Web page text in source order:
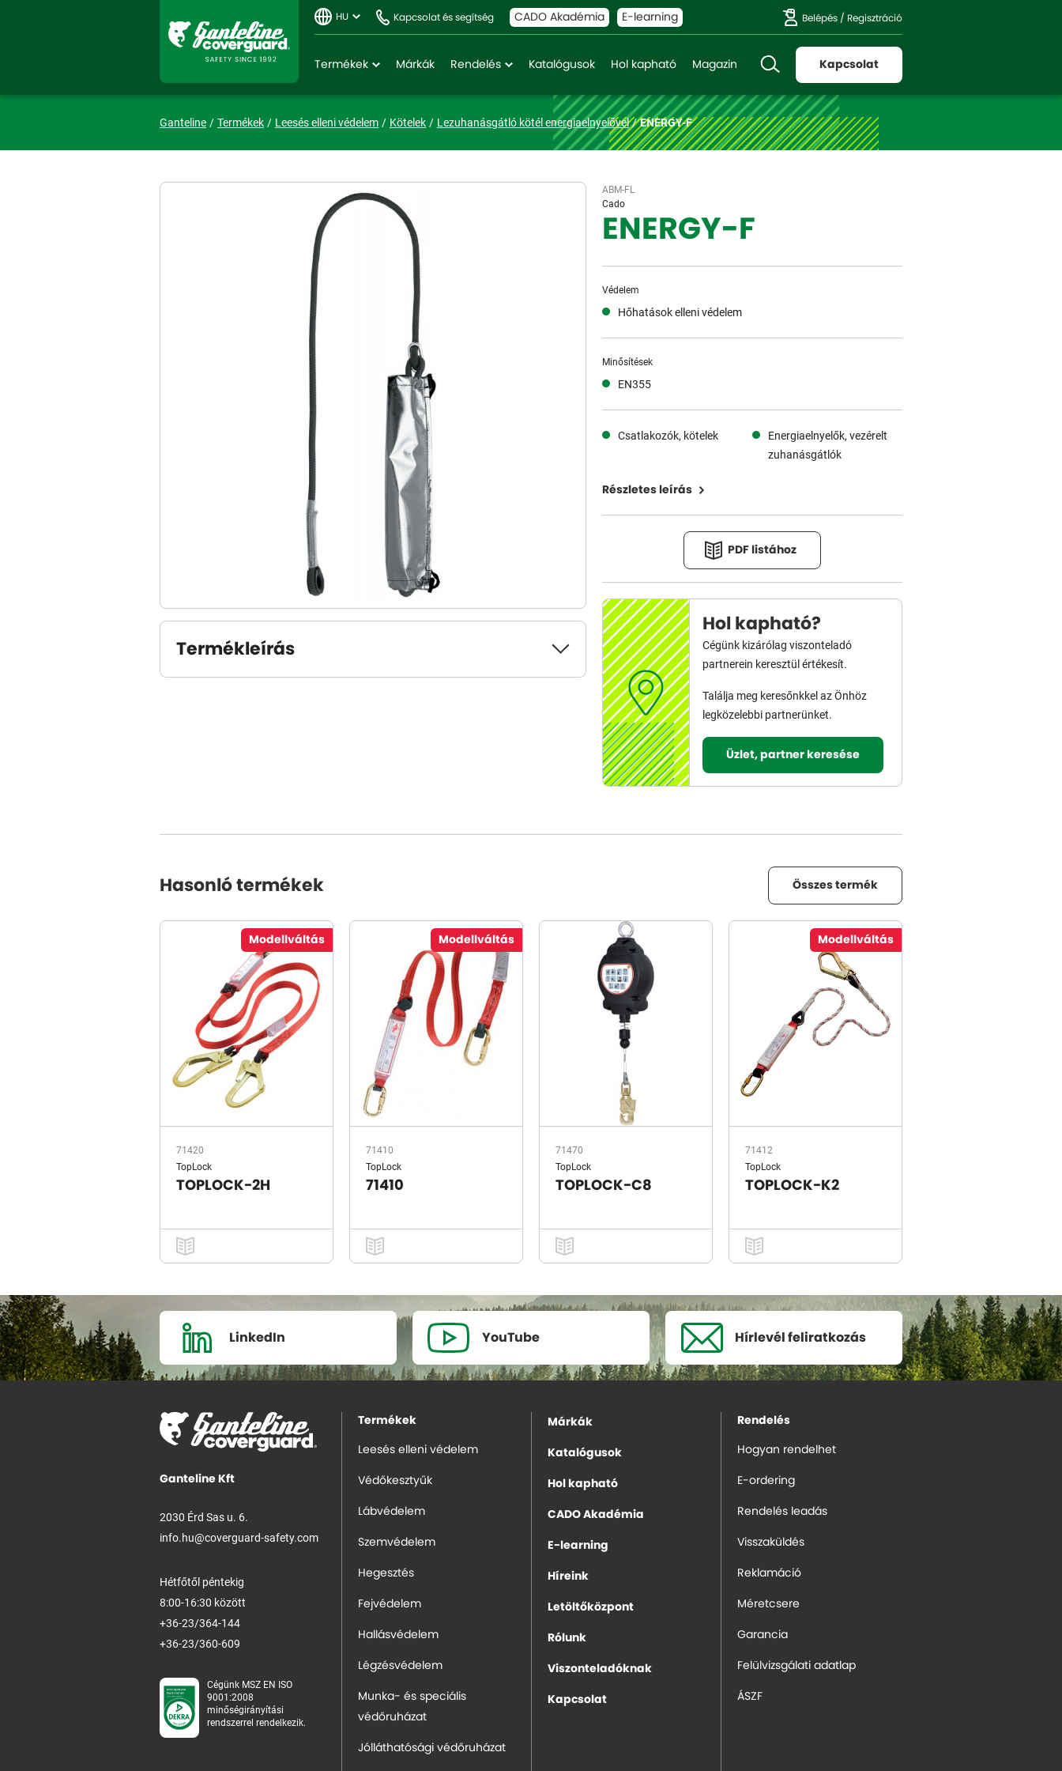
HU Kapcsolat és segítség CADO Akadémia E-learning Belépés / Regisztráció
Termékek Márkák Rendelés Katalógusok Hol kapható Magazin Kapcsolat
Ganteline Termékek Leesés elleni védelem Kötelek Lezuhanásgátló kötél energiaelnyelővel ENERGY-F
Termékleírás
ABM-FL
Cado
ENERGY-F
Védelem
Hőhatások elleni védelem
Minősítések
EN355
Csatlakozók, kötelek
Energiaelnyelők, vezérelt
zuhanásgátlók
Részletes leírás
PDF listához
Hol kapható?
Cégünk kizárólag viszonteladó
partnerein keresztül értékesít.
Találja meg keresőnkkel az Önhöz
legközelebbi partnerünket.
Üzlet, partner keresése
Hasonló termékek Összes termék
Modellváltás
71420
TopLock
TOPLOCK-2H
Modellváltás
71410
TopLock
71410
71470
TopLock
TOPLOCK-C8
Modellváltás
71412
TopLock
TOPLOCK-K2
LinkedIn YouTube Hírlevél feliratkozás
Ganteline Kft
2030 Érd Sas u. 6.
info.hu@coverguard-safety.com
Hétfőtől péntekig
8:00-16:30 között
+36-23/364-144
+36-23/360-609
Cégünk MSZ EN ISO
9001:2008
minőségirányítási
rendszerrel rendelkezik.
Termékek
Leesés elleni védelem
Védőkesztyűk
Lábvédelem
Szemvédelem
Hegesztés
Fejvédelem
Hallásvédelem
Légzésvédelem
Munka- és speciális
védőruházat
Jólláthatósági védőruházat
Márkák
Katalógusok
Hol kapható
CADO Akadémia
E-learning
Híreink
Letöltőközpont
Rólunk
Viszonteladóknak
Kapcsolat
Rendelés
Hogyan rendelhet
E-ordering
Rendelés leadás
Visszaküldés
Reklamáció
Méretcsere
Garancia
Felülvizsgálati adatlap
ÁSZF